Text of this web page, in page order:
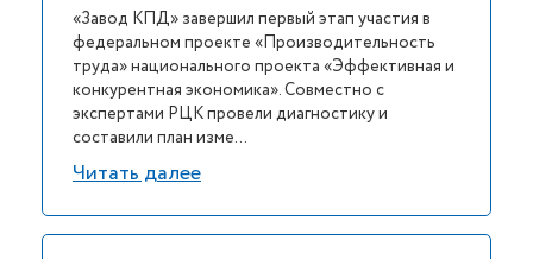
«Завод КПД» завершил первый этап участия в
федеральном проекте «Производительность
труда» национального проекта «Эффективная и
конкурентная экономика». Совместно с
экспертами РЦК провели диагностику и
составили план изме...
Читать далее